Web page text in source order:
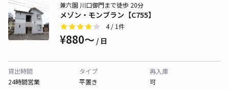
メゾン・モンブラン【C755】
兼六園 川口御門まで徒歩 20分
4/ 1件
¥880〜 / 日
貸出時間
24時間営業
タイプ
平置き
再入庫
可